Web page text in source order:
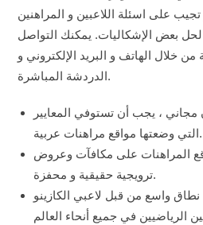
تجيب على اسئلة اللاعبين و المراهنين
بعض الإشكاليات. يمكنك التواصل
خلال الهاتف و البريد الإلكتروني و
الدردشة المباشرة.
، يجب أن تستوفي المعايير
التي وضعتها مواقع مراهنات عربية.
المراهنات على مكافآت وعروض
ترويجية حقيقية و محفزة.
واسع من قبل لاعبي الكازينو